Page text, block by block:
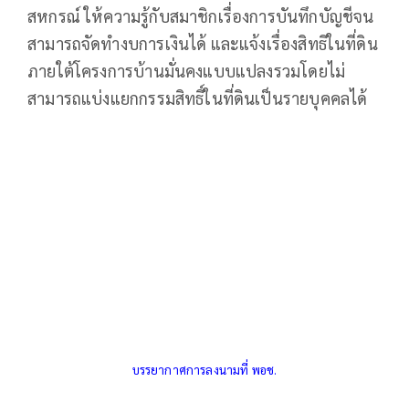
สหกรณ์ ให้ความรู้กับสมาชิกเรื่องการบันทึกบัญชีจน
สามารถจัดทำงบการเงินได้ และแจ้งเรื่องสิทธิในที่ดิน
ภายใต้โครงการบ้านมั่นคงแบบแปลงรวมโดยไม่
สามารถแบ่งแยกกรรมสิทธิ์ในที่ดินเป็นรายบุคคลได้
บรรยากาศการลงนามที่ พอช.